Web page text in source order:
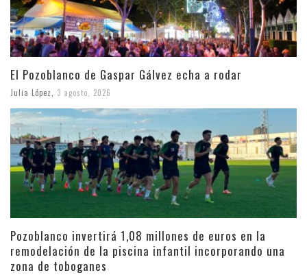
El Pozoblanco de Gaspar Gálvez echa a rodar
Julia López 3 agosto, 2026
Pozoblanco invertirá 1,08 millones de euros en la
remodelación de la piscina infantil incorporando una
zona de toboganes